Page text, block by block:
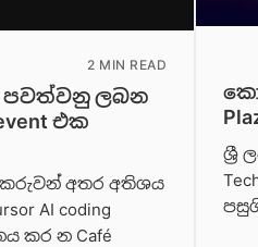
2 MIN READ
පවත්වනු ලබන
එක
අතර අතිශය
AI coding
කර න Café
ශ්‍රී